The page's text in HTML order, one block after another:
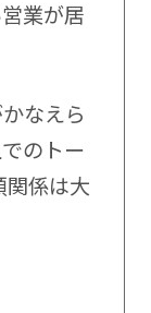
業が居
なえら
のトー
関係は大